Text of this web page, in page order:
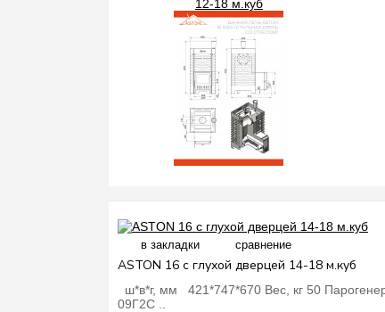
в закладки сравнение
ASTON 16 с глухой дверцей 14-18 м.куб
ш*в*г, мм 421*747*670 Вес, кг 50
09Г2С ..